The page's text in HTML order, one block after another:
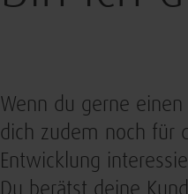
Wenn du gerne
dich zudem noch für
Entwicklung
Du berätst deine